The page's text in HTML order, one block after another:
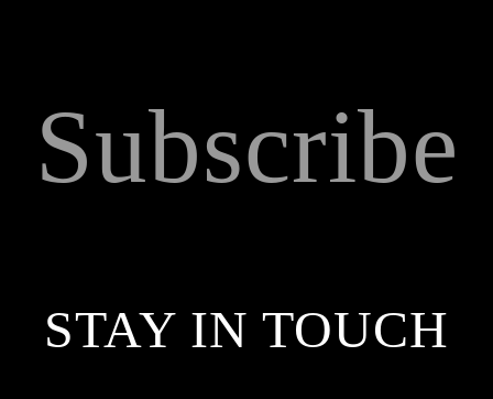
Subscribe
STAY IN TOUCH